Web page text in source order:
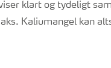
klart og tydeligt
Kaliumangel kan